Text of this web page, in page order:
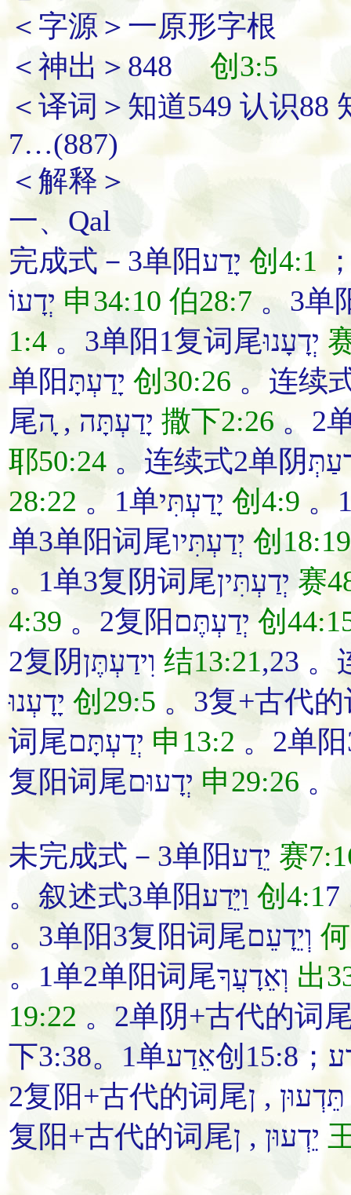
＜字源＞一原形字根
＜神出＞848创3:5
＜译词＞知道549 认识88
7…(887)
＜解释＞
一、Qal
创4:1
申34:10 伯28:7
1:4
创30:26
撒下2:26
耶50:24
28:22
创4:9
创18:19
赛
4:39
创
结13:21
创29:5
申13:2
复阳词尾יְדָעוּם申29:26 。
赛
创4:1
出
19:22